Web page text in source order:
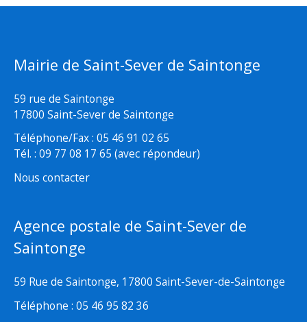
Mairie de Saint-Sever de Saintonge
59 rue de Saintonge
17800 Saint-Sever de Saintonge
Téléphone/Fax : 05 46 91 02 65
Tél. : 09 77 08 17 65 (avec répondeur)
Nous contacter
Agence postale de Saint-Sever de
Saintonge
59 Rue de Saintonge, 17800 Saint-Sever-de-Saintonge
Téléphone : 05 46 95 82 36